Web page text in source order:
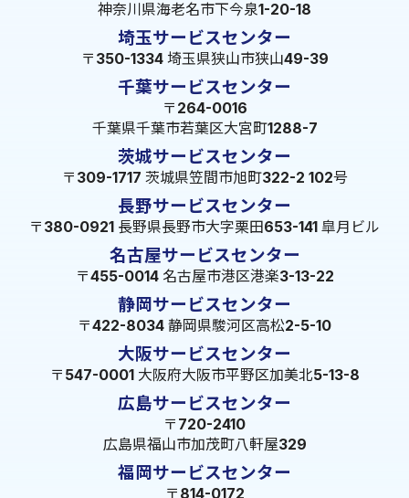
神奈川県海老名市下今泉1-20-18
埼玉サービスセンター
〒350-1334 埼玉県狭山市狭山49-39
千葉サービスセンター
〒264-0016
千葉県千葉市若葉区大宮町1288-7
茨城サービスセンター
〒309-1717 茨城県笠間市旭町322-2 102号
長野サービスセンター
〒380-0921 長野県長野市大字栗田653-141 皐月ビル
名古屋サービスセンター
〒455-0014 名古屋市港区港楽3-13-22
静岡サービスセンター
〒422-8034 静岡県駿河区高松2-5-10
大阪サービスセンター
〒547-0001 大阪府大阪市平野区加美北5-13-8
広島サービスセンター
〒720-2410
広島県福山市加茂町八軒屋329
福岡サービスセンター
〒814-0172